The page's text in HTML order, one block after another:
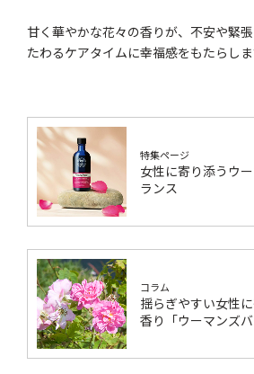
甘く華やかな花々の香りが、不安や緊
たわるケアタイムに幸福感をもたらしま
特集ページ
女性に寄り添うウ
ランス
コラム
揺らぎやすい女性
香り「ウーマンズバ